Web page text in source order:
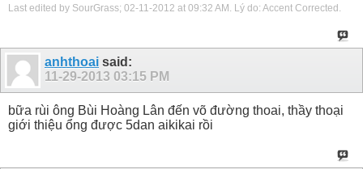
Last edited by SourGrass; 02-11-2012 at 09:32 AM Lý do: Accent Corrected.
anhthoai said:
11-29-2013 03:15 PM
bữa rùi ông Bùi Hoàng Lân đến võ đường thoai, thầy thoại
giới thiệu ổng được 5dan aikikai rồi